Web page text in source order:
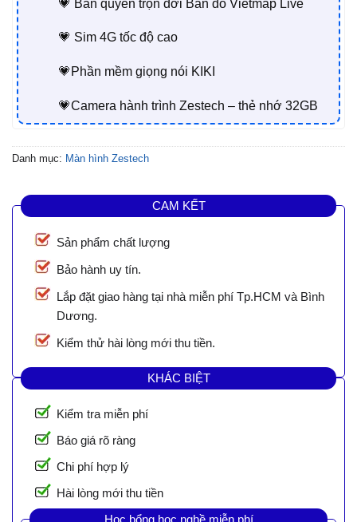
💗 Bản quyền trọn đời Bản đồ Vietmap Live
💗 Sim 4G tốc độ cao
💗Phần mềm giọng nói KIKI
💗Camera hành trình Zestech – thẻ nhớ 32GB
Danh mục: Màn hình Zestech
CAM KẾT
Sản phẩm chất lượng
Bảo hành uy tín.
Lắp đặt giao hàng tại nhà miễn phí Tp.HCM và Bình
Dương.
Kiểm thử hài lòng mới thu tiền.
KHÁC BIỆT
Kiểm tra miễn phí
Báo giá rõ ràng
Chi phí hợp lý
Hài lòng mới thu tiền
Học bổng học nghề miễn phí